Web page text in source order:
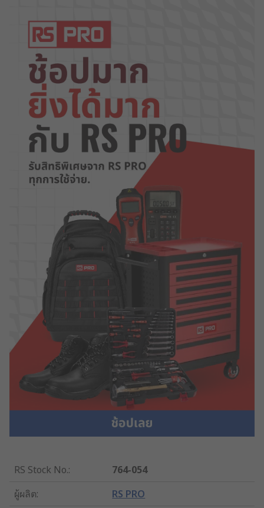
RS Stock No.:
764-054
ผู้ผลิต: RS PRO